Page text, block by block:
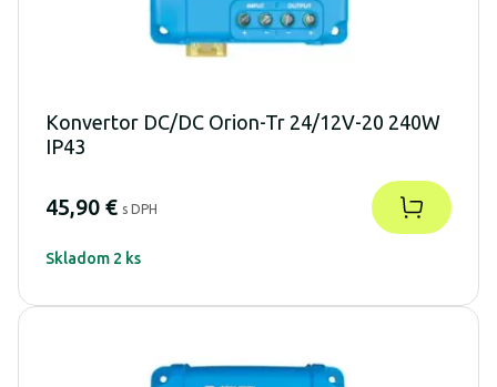
Konvertor DC/DC Orion-Tr 24/12V-20 240W
IP43
45,90 € s DPH
Skladom 2 ks